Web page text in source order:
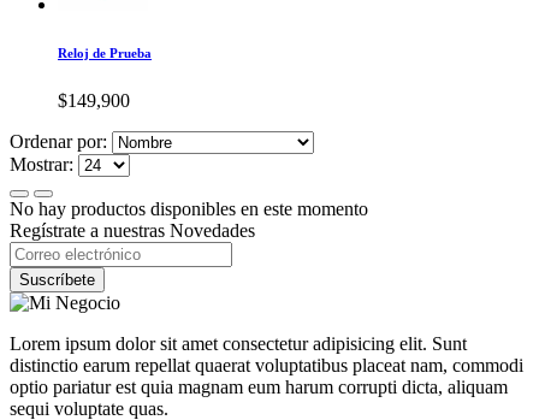
Reloj de Prueba
$149,900
Ordenar por:
Mostrar:
No hay productos disponibles en este momento
Regístrate a nuestras Novedades
Suscríbete
Lorem ipsum dolor sit amet consectetur adipisicing elit. Sunt
distinctio earum repellat quaerat voluptatibus placeat nam, commodi
optio pariatur est quia magnam eum harum corrupti dicta, aliquam
sequi voluptate quas.